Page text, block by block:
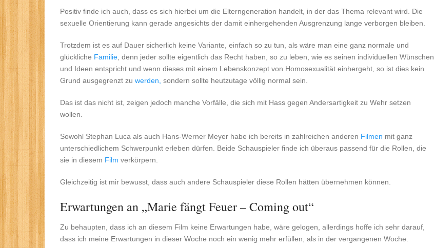
Positiv finde ich auch, dass es sich hierbei um die Elterngeneration handelt, in der das Thema relevant wird. Die
sexuelle Orientierung kann gerade angesichts der damit einhergehenden Ausgrenzung lange verborgen bleiben.
Trotzdem ist es auf Dauer sicherlich keine Variante, einfach so zu tun, als wäre man eine ganz normale und
glückliche Familie , denn jeder sollte eigentlich das Recht haben, so zu leben, wie es seinen individuellen Wünschen
und Ideen entspricht und wenn dieses mit einem Lebenskonzept von Homosexualität einhergeht, so ist dies kein
Grund ausgegrenzt zu werden, sondern sollte heutzutage völlig normal sein.
Das ist das nicht ist, zeigen jedoch manche Vorfälle, die sich mit Hass gegen Andersartigkeit zu Wehr setzen
wollen.
Sowohl Stephan Luca als auch Hans-Werner Meyer habe ich bereits in zahlreichen anderen Filmen mit ganz
unterschiedlichem Schwerpunkt erleben dürfen. Beide Schauspieler finde ich überaus passend für die Rollen, die
sie in diesem Film verkörpern.
Gleichzeitig ist mir bewusst, dass auch andere Schauspieler diese Rollen hätten übernehmen können.
Erwartungen an „Marie fängt Feuer – Coming out“
Zu behaupten, dass ich an diesem Film keine Erwartungen habe, wäre gelogen, allerdings hoffe ich sehr darauf,
dass ich meine Erwartungen in dieser Woche noch ein wenig mehr erfüllen, als in der vergangenen Woche.